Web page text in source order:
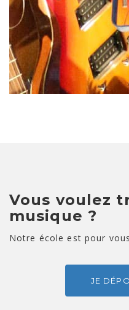
Vous voulez
musique ?
Notre école est pour
JE